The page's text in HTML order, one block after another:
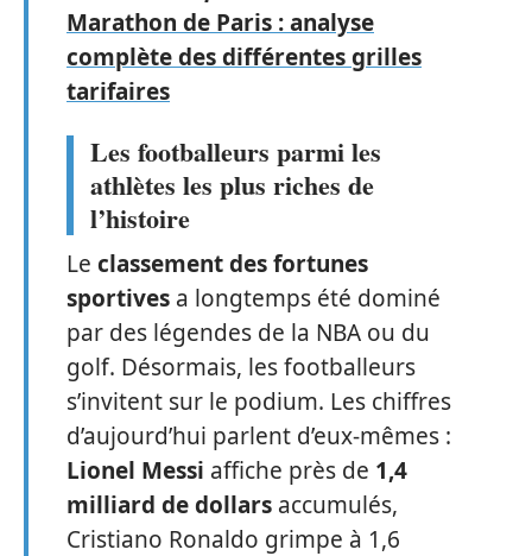
Marathon de Paris : analyse
complète des différentes grilles
tarifaires
Les footballeurs parmi les
athlètes les plus riches de
l’histoire
Le classement des fortunes
sportives a longtemps été dominé
par des légendes de la NBA ou du
golf. Désormais, les footballeurs
s’invitent sur le podium. Les chiffres
d’aujourd’hui parlent d’eux-mêmes :
Lionel Messi affiche près de 1,4
milliard de dollars accumulés,
Cristiano Ronaldo grimpe à 1,6